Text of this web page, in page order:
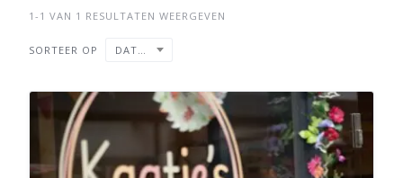
1-1 VAN 1 RESULTATEN WEERGEVEN
SORTEER OP DATUM